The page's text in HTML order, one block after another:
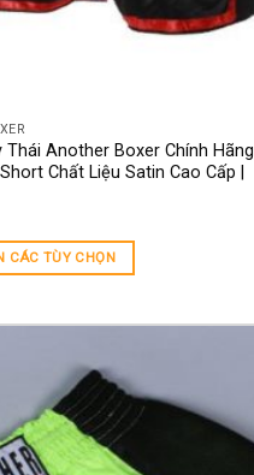
Thái Another Boxer Chính Hãng
Chất Liệu Satin Cao Cấp |
CÁC TÙY CHỌN